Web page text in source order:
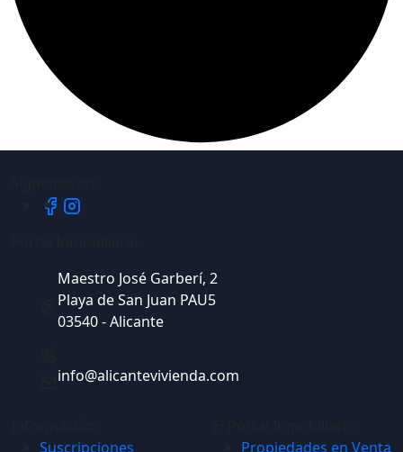
Maestro José Garberí, 2
Playa de San Juan PAU5
03540 - Alicante
info@alicantevivienda.com
Suscripciones
Propiedades en Venta